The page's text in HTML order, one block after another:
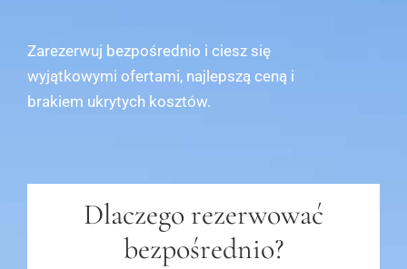
Zarezerwuj bezpośrednio i ciesz się
wyjątkowymi ofertami, najlepszą ceną i
brakiem ukrytych kosztów.
Dlaczego rezerwować
bezpośrednio?